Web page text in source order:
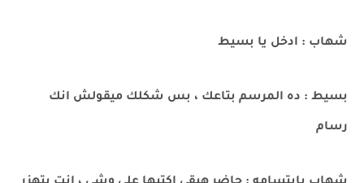
شهاب : ادخل يا بسيط
بسيط : ده المرسم بتاعك ، بس شكلك ميقولش انك
رسام